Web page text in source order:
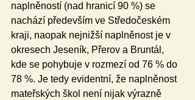
naplněností (nad hranicí 90 %) se
nachází především ve Středočeském
kraji, naopak nejnižší naplněnost je v
okresech Jeseník, Přerov a Bruntál,
kde se pohybuje v rozmezí od 76 % do
78 %. Je tedy evidentní, že naplněnost
mateřských škol není nijak výrazně